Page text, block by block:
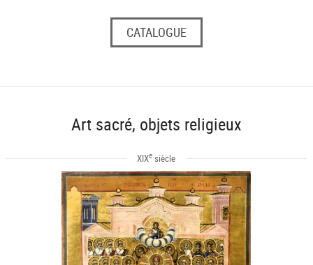
CATALOGUE
Art sacré, objets religieux
XIXe siècle